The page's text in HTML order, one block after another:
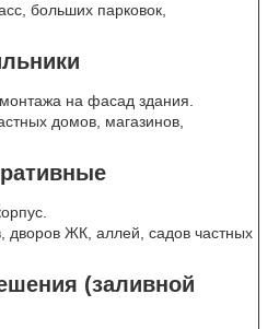
больших парковок,
на фасад здания.
домов, магазинов,
дворов ЖК, аллей, садов частных
(заливной